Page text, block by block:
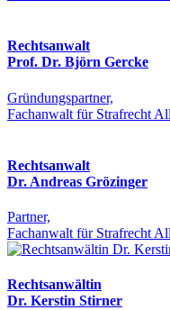
Rechtsanwalt
Prof. Dr. Björn Gercke
Gründungspartner,
Fachanwalt für Strafrecht
Rechtsanwalt
Dr. Andreas Grözinger
Partner,
Fachanwalt für Strafrecht
Rechtsanwältin
Dr. Kerstin Stirner